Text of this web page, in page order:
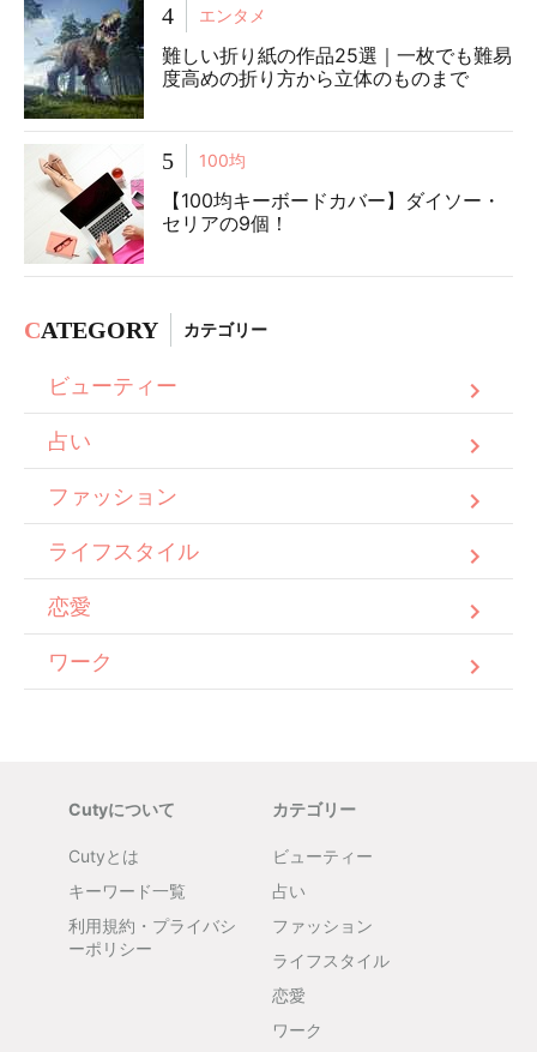
4 エンタメ
難しい折り紙の作品25選｜一枚でも難易
度高めの折り方から立体のものまで
5 100均
【100均キーボードカバー】ダイソー・
セリアの9個！
CATEGORY カテゴリー
ビューティー
占い
ファッション
ライフスタイル
恋愛
ワーク
Cutyについて
Cutyとは
キーワード一覧
利用規約・プライバシ
ーポリシー
カテゴリー
ビューティー
占い
ファッション
ライフスタイル
恋愛
ワーク